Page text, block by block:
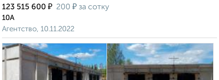
123 515 600 ₽ 200 ₽ за сотку
10А
Агентство, 10.11.2022